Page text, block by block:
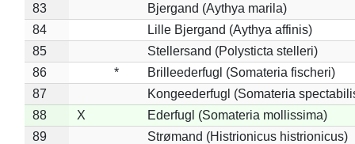
83
Bjergand (Aythya marila)
84
Lille Bjergand (Aythya affinis)
85
Stellersand (Polysticta stelleri)
86
*
Brilleederfugl (Somateria fischeri)
87
Kongeederfugl (Somateria
88
X
Ederfugl (Somateria mollissima)
89
Strømand (Histrionicus histrionicus)